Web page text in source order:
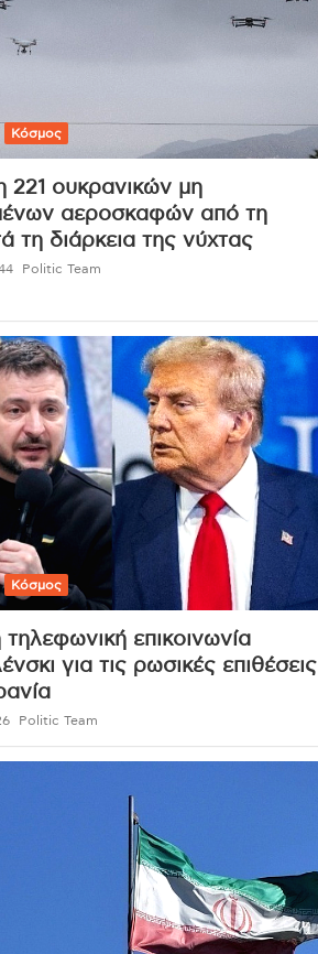
Κόσμος
221 ουκρανικών μη
αεροσκαφών από τη
τη διάρκεια της νύχτας
Politic Team
Κόσμος
τηλεφωνική επικοινωνία
για τις ρωσικές επιθέσεις
Politic Team